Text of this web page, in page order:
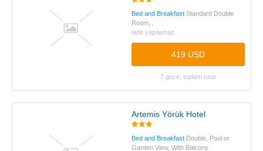
Bed and Breakfast Standard Double
Room, ,
iade yapılamaz
419 USD
7 gece, toplam tutar
Artemis Yörük Hotel
Bed and Breakfast Double, Pool or
Garden View, With Balcony